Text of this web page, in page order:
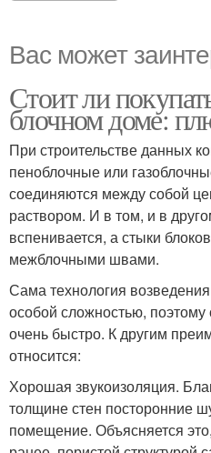
Вас может
Стоит ли
блочном доме:
При строительстве данных
пеноблочные или
соединяются между собой
раствором. И в том, и в
вспенивается, а стыки
межблочными швами.
Сама технология
особой сложностью,
очень быстро. К другим
относится:
Хорошая звукоизоляция.
толщине стен посторонние
помещение. Объясняется